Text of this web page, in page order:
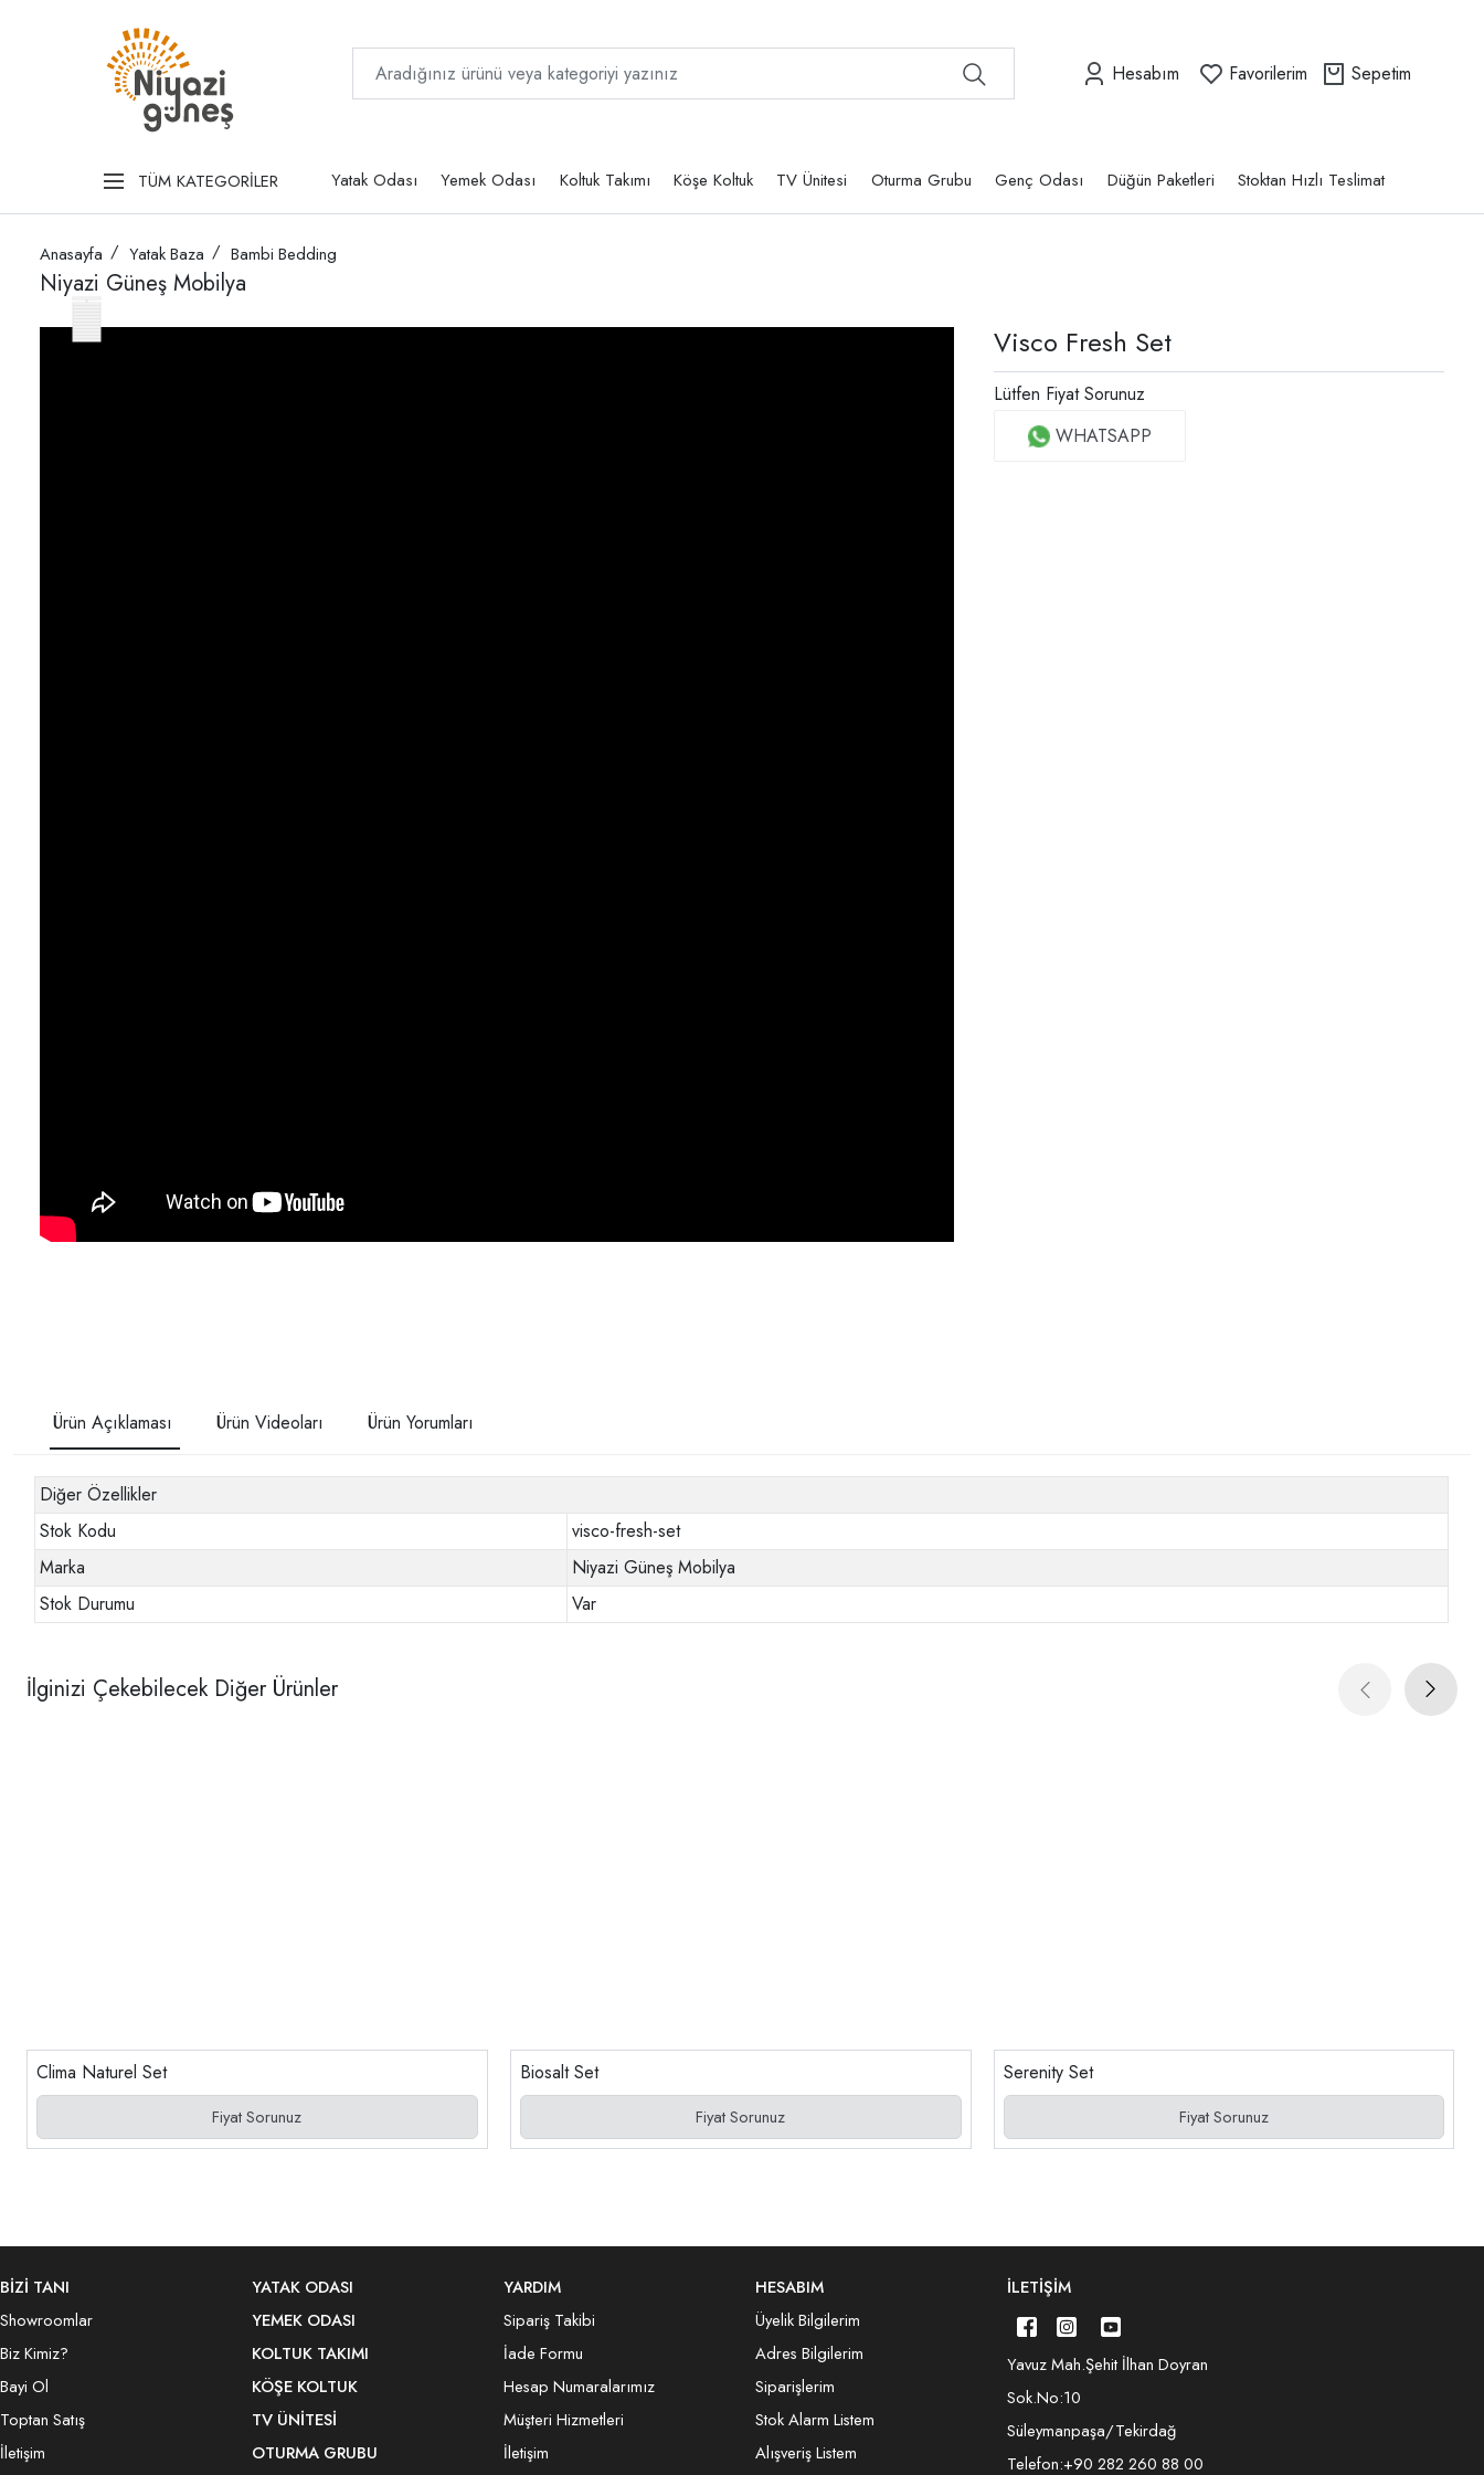
Hesabım Favorilerim Sepetim
TÜM KATEGORİLER Yatak Odası Yemek Odası Koltuk Takımı Köşe Koltuk TV Ünitesi Oturma Grubu Genç Odası Düğün Paketleri Stoktan Hızlı Teslimat
Anasayfa Yatak Baza Bambi Bedding
Niyazi Güneş Mobilya
Visco Fresh Set
Lütfen Fiyat Sorunuz
WHATSAPP
Ürün Açıklaması Ürün Videoları Ürün Yorumları
Diğer Özellikler
Stok Kodu
visco-fresh-set
Marka
Niyazi Güneş Mobilya
Stok Durumu
Var
İlginizi Çekebilecek Diğer Ürünler
Clima Naturel Set
Fiyat Sorunuz
Biosalt Set
Fiyat Sorunuz
Serenity Set
Fiyat Sorunuz
BİZİ TANI
Showroomlar
Biz Kimiz?
Bayi Ol
Toptan Satış
İletişim
YATAK ODASI
YEMEK ODASI
KOLTUK TAKIMI
KÖŞE KOLTUK
TV ÜNITESI
OTURMA GRUBU
YARDIM
Sipariş Takibi
İade Formu
Hesap Numaralarımız
Müşteri Hizmetleri
İletişim
HESABIM
Üyelik Bilgilerim
Adres Bilgilerim
Siparişlerim
Stok Alarm Listem
Alışveriş Listem
İLETIŞIM
Yavuz Mah.Şehit İlhan Doyran
Sok.No:10
Süleymanpaşa/Tekirdağ
Telefon:+90 282 260 88 00